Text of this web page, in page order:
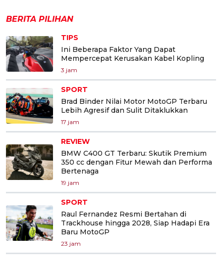
BERITA PILIHAN
TIPS
Ini Beberapa Faktor Yang Dapat
Mempercepat Kerusakan Kabel Kopling
3 jam
SPORT
Brad Binder Nilai Motor MotoGP Terbaru
Lebih Agresif dan Sulit Ditaklukkan
17 jam
REVIEW
BMW C400 GT Terbaru: Skutik Premium
350 cc dengan Fitur Mewah dan Performa
Bertenaga
19 jam
SPORT
Raul Fernandez Resmi Bertahan di
Trackhouse hingga 2028, Siap Hadapi Era
Baru MotoGP
23 jam